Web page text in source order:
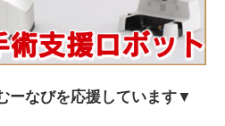
ーなびを応援しています▼